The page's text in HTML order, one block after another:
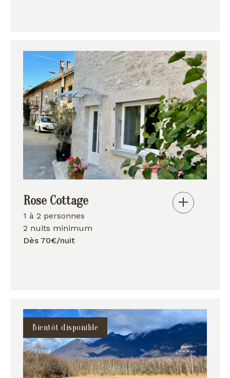
Rose Cottage
1 à 2 personnes
2 nuits minimum
Dès 70€/nuit
Bientôt disponible